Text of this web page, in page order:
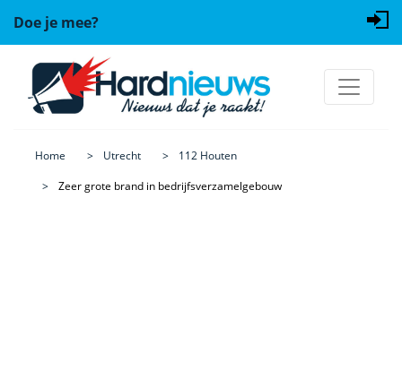
Doe je mee?
Home Utrecht
112 Houten
Zeer grote brand in bedrijfsverzamelgebouw